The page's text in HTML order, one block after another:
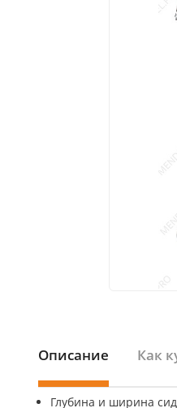
Описание Как
Глубина и ширина